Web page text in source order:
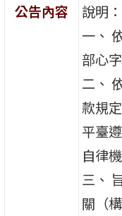
公告內容
說明：
一、
部心
二、
款規
平臺
自律
三、
關（